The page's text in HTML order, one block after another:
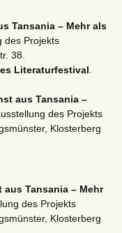
Tansania – Mehr als
des Projekts
38.
Literaturfestival
aus Tansania –
des Projekts
Klosterberg
aus Tansania – Mehr
des Projekts
Klosterberg